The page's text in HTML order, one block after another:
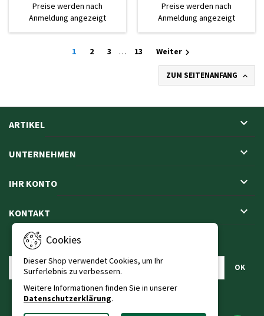
Preise werden nach
Anmeldung angezeigt
Preise werden nach
Anmeldung angezeigt
1 2 3 … 13 Weiter
ZUM SEITENANFANG 
ARTIKEL 
UNTERNEHMEN 
IHR KONTO 
KONTAKT 
Cookies
Dieser Shop verwendet Cookies, um Ihr
Surferlebnis zu verbessern.
Weitere Informationen finden Sie in unserer
Datenschutzerklärung.